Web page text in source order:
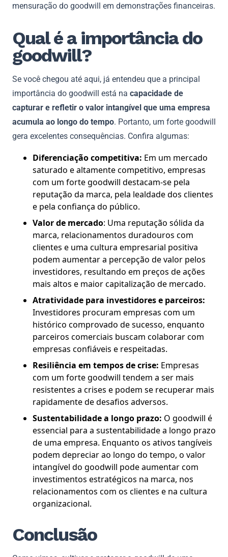
mensuração do goodwill em demonstrações financeiras.
Qual é a importância do
goodwill?
Se você chegou até aqui, já entendeu que a principal
importância do goodwill está na capacidade de
capturar e refletir o valor intangível que uma empresa
acumula ao longo do tempo. Portanto, um forte goodwill
gera excelentes consequências. Confira algumas:
Diferenciação competitiva: Em um mercado
saturado e altamente competitivo, empresas
com um forte goodwill destacam-se pela
reputação da marca, pela lealdade dos clientes
e pela confiança do público.
Valor de mercado: Uma reputação sólida da
marca, relacionamentos duradouros com
clientes e uma cultura empresarial positiva
podem aumentar a percepção de valor pelos
investidores, resultando em preços de ações
mais altos e maior capitalização de mercado.
Atratividade para investidores e parceiros:
Investidores procuram empresas com um
histórico comprovado de sucesso, enquanto
parceiros comerciais buscam colaborar com
empresas confiáveis ​​e respeitadas.
Resiliência em tempos de crise: Empresas
com um forte goodwill tendem a ser mais
resistentes a crises e podem se recuperar mais
rapidamente de desafios adversos.
Sustentabilidade a longo prazo: O goodwill é
essencial para a sustentabilidade a longo prazo
de uma empresa. Enquanto os ativos tangíveis
podem depreciar ao longo do tempo, o valor
intangível do goodwill pode aumentar com
investimentos estratégicos na marca, nos
relacionamentos com os clientes e na cultura
organizacional.
Conclusão